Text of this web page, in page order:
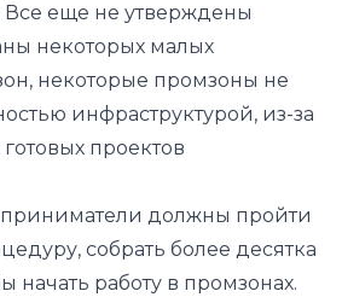
Все еще не утверждены
некоторых малых
некоторые промзоны не
инфраструктурой, из-за
проектов
должны пройти
собрать более десятка
начать работу в промзонах.